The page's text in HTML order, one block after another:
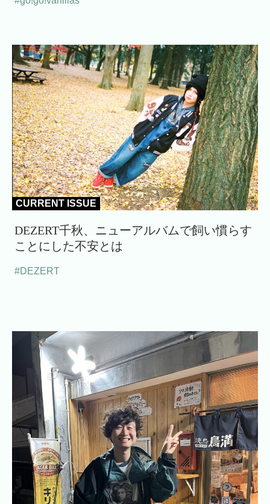
CURRENT ISSUE
DEZERT千秋、ニューアルバムで飼い慣らす
ことにした不安とは
#DEZERT